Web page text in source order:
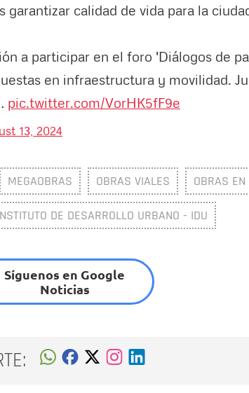
calidad de vida para la
a participar en el foro 'Diálogos de
en infraestructura y movilidad.
pic.twitter.com/VorHK5fF9e
13, 2024
MEGAOBRAS OBRAS VIALES OBRAS EN
DE DESARROLLO URBANO - IDU
Síguenos en Google
Noticias